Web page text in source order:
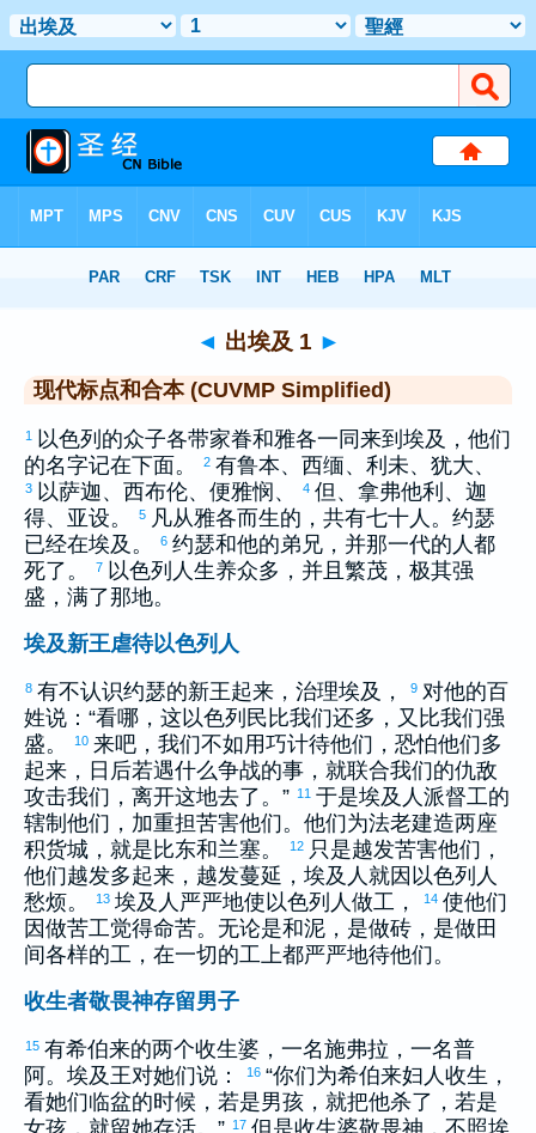
> 出埃及 1
◄ 出埃及 1 ►
现代标点和合本 (CUVMP Simplified)
1 以色列 的众子各带家眷和雅各一同来到 埃及 ，他们
的名字记在下面。
2 有鲁本、 西缅、 利未、 犹大、
3 以萨迦 、 西布伦、 便雅悯、 4 但 、 拿弗他利 、 迦
得、 亚设。 5 凡从雅各而生的，共有七十人。 约瑟
已经在埃及 。 6 约瑟和他的弟兄，并那一代的人都
死了。
7 以色列 人生养众多，并且繁茂，极其强
盛，满了那地。
埃及新王虐待以色列人
8 有不认识约瑟的新王起来，治理埃及 ， 9 对他的百
姓说：“看哪，这以色列 民比我们还多，又比我们强
盛。
10 来吧，我们不如用巧计待他们，恐怕他们多
起来，日后若遇什么争战的事，就联合我们的仇敌
攻击我们，离开这地去了。” 11 于是埃及 人派督工的
辖制他们，加重担苦害他们。他们为法老建造两座
积货城，就是 比东和兰塞。 12 只是越发苦害他们，
他们越发多起来，越发蔓延， 埃及 人就因 以色列 人
愁烦。
13 埃及 人严严地使 以色列 人做工， 14 使他们
因做苦工觉得命苦。无论是和泥，是做砖，是做田
间各样的工，在一切的工上都严严地待他们。
收生者敬畏神存留男子
15 有希伯来的两个收生婆，一名施弗拉 ，一名普
阿。 埃及 王对她们说： 16 “你们为希伯来妇人收生，
看她们临盆的时候，若是男孩，就把他杀了，若是
女孩，就留她存活。” 17 但是收生婆敬畏神，不照埃